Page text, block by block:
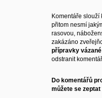
Komentáře
přitom nesmí
rasovou,
zakázáno
přípravky
odstranit
Do komentářů
můžete se